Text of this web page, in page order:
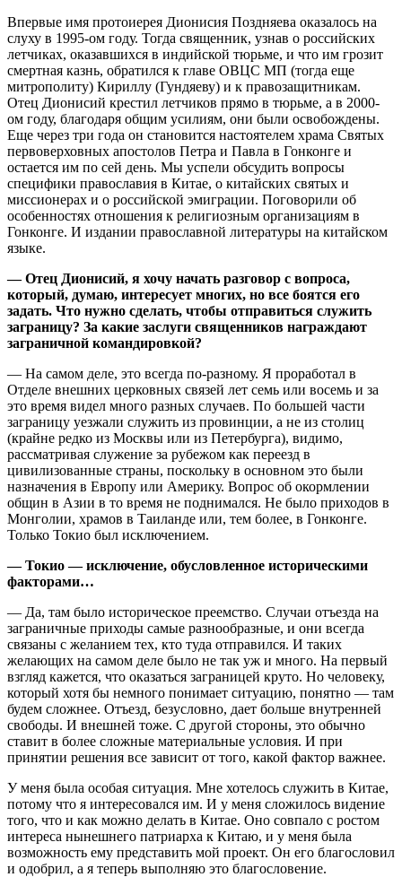
Впервые имя протоиерея Дионисия Поздняева оказалось на
слуху в 1995-ом году. Тогда священник, узнав о российских
летчиках, оказавшихся в индийской тюрьме, и что им грозит
смертная казнь, обратился к главе ОВЦС МП (тогда еще
митрополиту) Кириллу (Гундяеву) и к правозащитникам.
Отец Дионисий крестил летчиков прямо в тюрьме, а в 2000-
ом году, благодаря общим усилиям, они были освобождены.
Еще через три года он становится настоятелем храма Святых
первоверховных апостолов Петра и Павла в Гонконге и
остается им по сей день. Мы успели обсудить вопросы
специфики православия в Китае, о китайских святых и
миссионерах и о российской эмиграции. Поговорили об
особенностях отношения к религиозным организациям в
Гонконге. И издании православной литературы на китайском
языке.
— Отец Дионисий, я хочу начать разговор с вопроса,
который, думаю, интересует многих, но все боятся его
задать. Что нужно сделать, чтобы отправиться служить
заграницу? За какие заслуги священников награждают
заграничной командировкой?
— На самом деле, это всегда по-разному. Я проработал в
Отделе внешних церковных связей лет семь или восемь и за
это время видел много разных случаев. По большей части
заграницу уезжали служить из провинции, а не из столиц
(крайне редко из Москвы или из Петербурга), видимо,
рассматривая служение за рубежом как переезд в
цивилизованные страны, поскольку в основном это были
назначения в Европу или Америку. Вопрос об окормлении
общин в Азии в то время не поднимался. Не было приходов в
Монголии, храмов в Таиланде или, тем более, в Гонконге.
Только Токио был исключением.
— Токио — исключение, обусловленное историческими
факторами…
— Да, там было историческое преемство. Случаи отъезда на
заграничные приходы самые разнообразные, и они всегда
связаны с желанием тех, кто туда отправился. И таких
желающих на самом деле было не так уж и много. На первый
взгляд кажется, что оказаться заграницей круто. Но человеку,
который хотя бы немного понимает ситуацию, понятно — там
будем сложнее. Отъезд, безусловно, дает больше внутренней
свободы. И внешней тоже. С другой стороны, это обычно
ставит в более сложные материальные условия. И при
принятии решения все зависит от того, какой фактор важнее.
У меня была особая ситуация. Мне хотелось служить в Китае,
потому что я интересовался им. И у меня сложилось видение
того, что и как можно делать в Китае. Оно совпало с ростом
интереса нынешнего патриарха к Китаю, и у меня была
возможность ему представить мой проект. Он его благословил
и одобрил, а я теперь выполняю это благословение.